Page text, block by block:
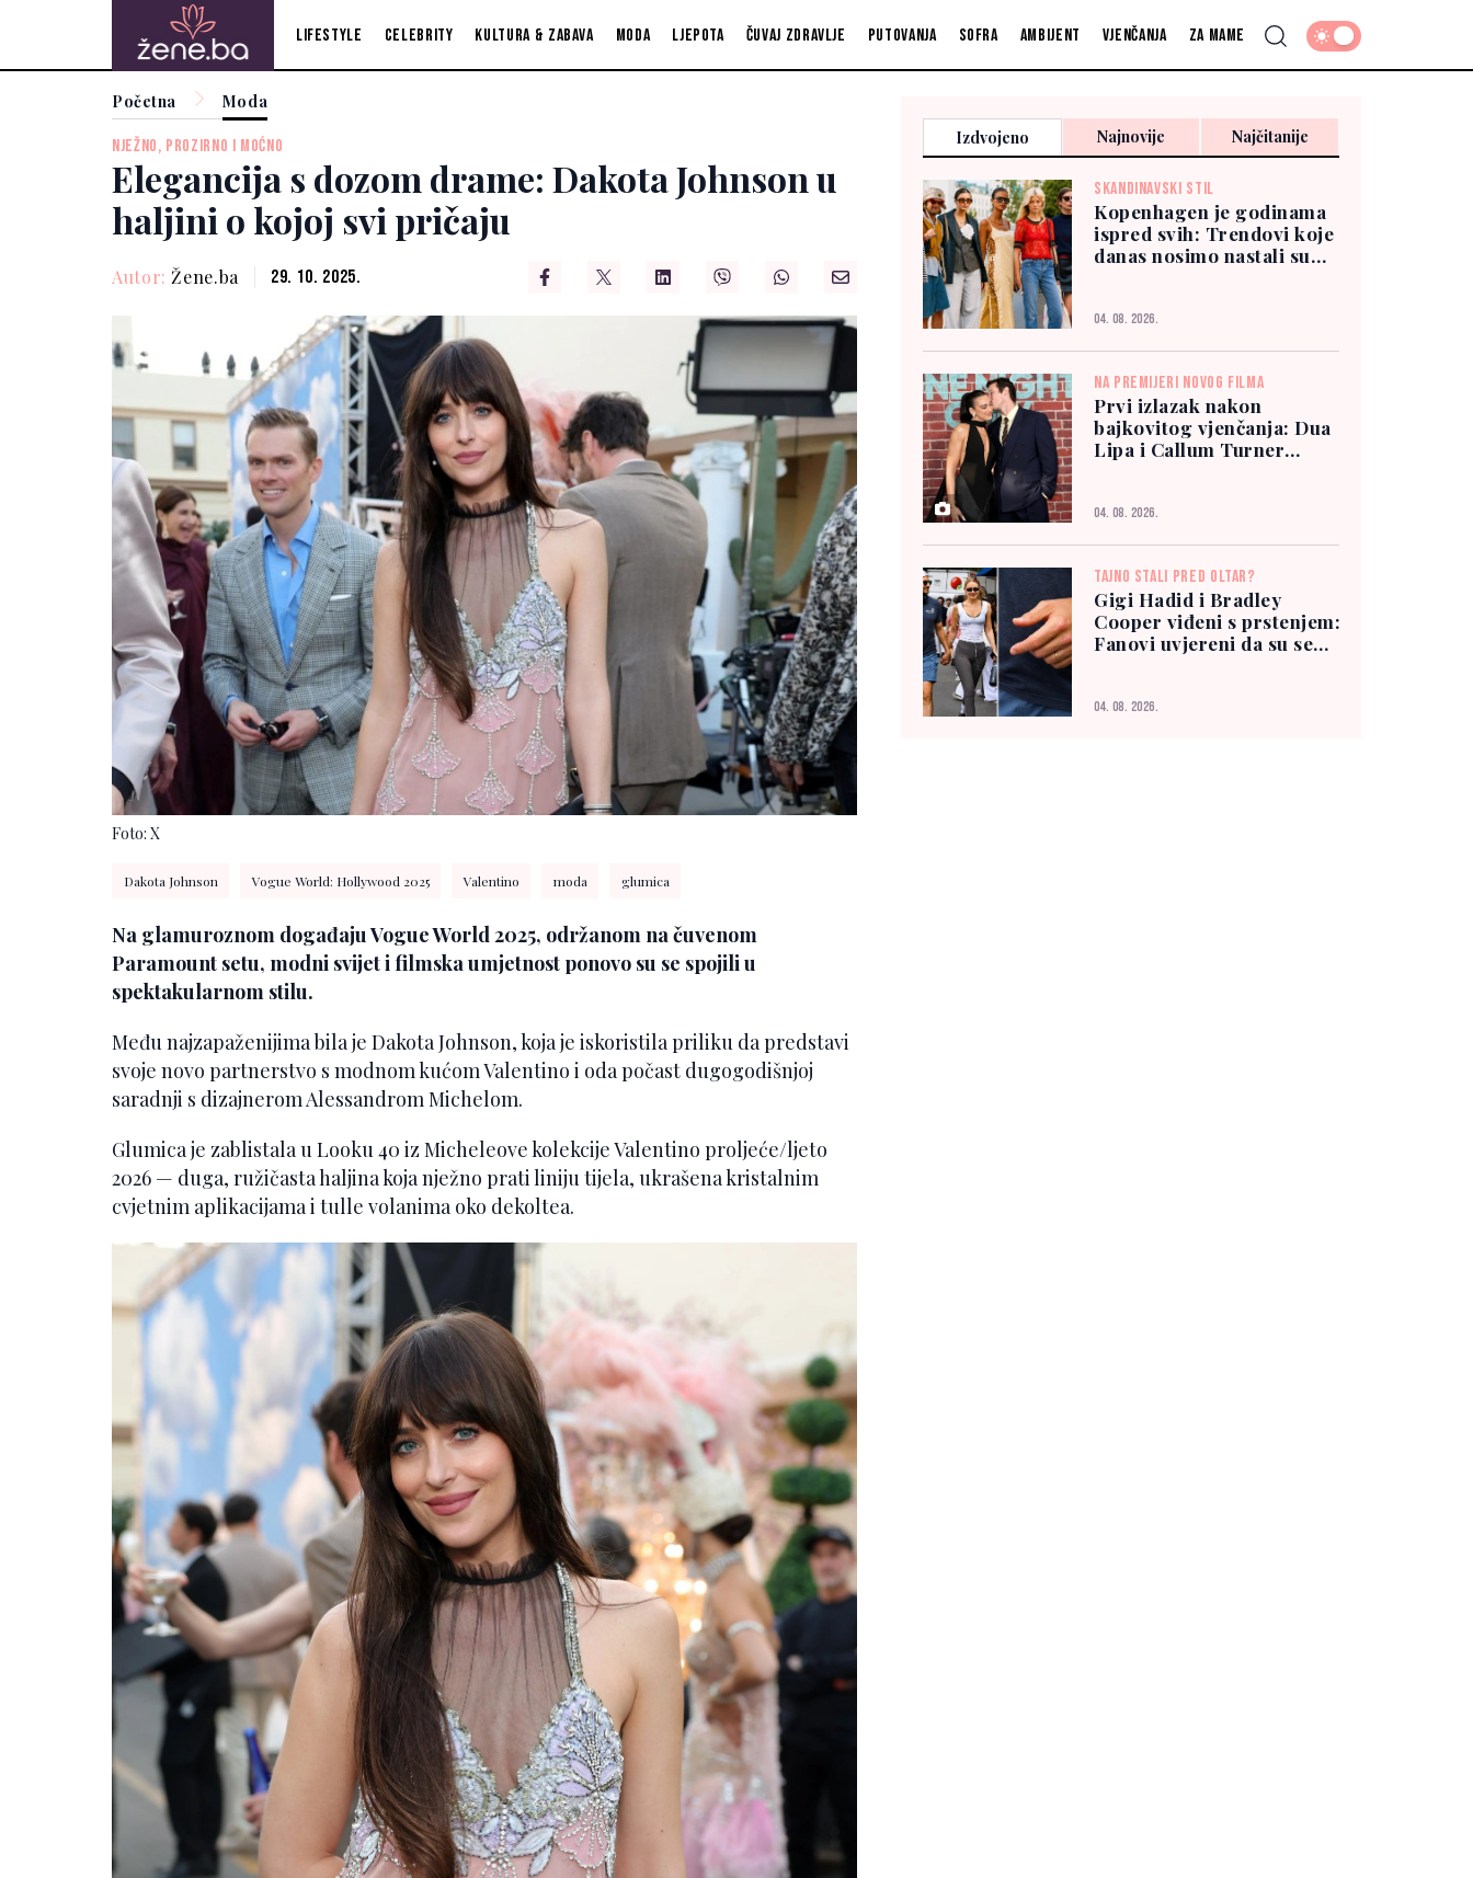
Lifestyle Celebrity Kultura & zabava Moda Ljepota Čuvaj zdravlje Putovanja Sofra Ambijent Vjenčanja Za mame
Početna Moda
NJEŽNO, PROZIRNO I MOĆNO
Elegancija s dozom drame: Dakota Johnson u
haljini o kojoj svi pričaju
Autor: Žene.ba 29. 10. 2025.
Foto: X
Dakota Johnson Vogue World: Hollywood 2025 Valentino moda glumica
Na glamuroznom događaju Vogue World 2025, održanom na čuvenom
Paramount setu, modni svijet i filmska umjetnost ponovo su se spojili u
spektakularnom stilu.
Među najzapaženijima bila je Dakota Johnson, koja je iskoristila priliku da predstavi
svoje novo partnerstvo s modnom kućom Valentino i oda počast dugogodišnjoj
saradnji s dizajnerom Alessandrom Michelom.
Glumica je zablistala u Looku 40 iz Micheleove kolekcije Valentino proljeće/ljeto
2026 — duga, ružičasta haljina koja nježno prati liniju tijela, ukrašena kristalnim
cvjetnim aplikacijama i tulle volanima oko dekoltea.
Izdvojeno Najnovije Najčitanije
SKANDINAVSKI STIL
Kopenhagen je godinama
ispred svih: Trendovi koje
danas nosimo nastali su
04. 08. 2026.
NA PREMIJERI NOVOG FILMA
Prvi izlazak nakon
bajkovitog vjenčanja: Dua
Lipa i Callum Turner
04. 08. 2026.
TAJNO STALI PRED OLTAR?
Gigi Hadid i Bradley
Cooper viđeni s prstenjem:
Fanovi uvjereni da su se
04. 08. 2026.